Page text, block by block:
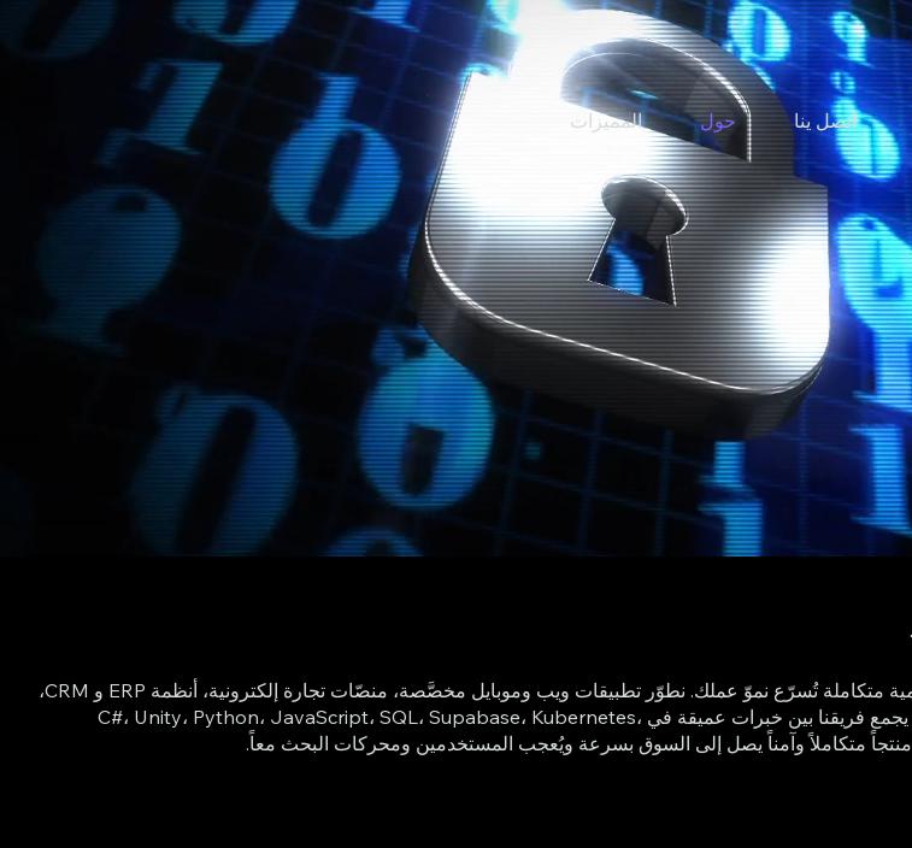
المميزات حول اتصل ينا
Tech Got Code هي شركة برمجيات مقرها تركيا اسطنبول متعدِّدة اللغات تقدّم حلولاً رقمية متكاملة تُسرّع نموّ عملك. نطوّر تطبيقات ويب وموبايل مخصَّصة، منصّات تجارة إلكترونية، أنظمة ERP و CRM،
وحلول ذكاء اصطناعي، وندير حملات تسويق رقمي وSEO تُجلب زيارات تؤدّي إلى مبيعات. يجمع فريقنا بين خبرات عميقة في C#‎، ‎Unity، ‎Python، ‎JavaScript، ‎SQL، ‎Supabase، Kubernetes،